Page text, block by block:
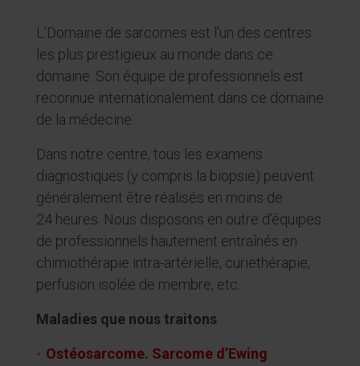
L’Domaine de sarcomes est l’un des centres
les plus prestigieux au monde dans ce
domaine. Son équipe de professionnels est
reconnue internationalement dans ce domaine
de la médecine.
Dans notre centre, tous les examens
diagnostiques (y compris la biopsie) peuvent
généralement être réalisés en moins de
24 heures. Nous disposons en outre d’équipes
de professionnels hautement entraînés en
chimiothérapie intra-artérielle, curiethérapie,
perfusion isolée de membre, etc.
Maladies que nous traitons
Ostéosarcome. Sarcome d’Ewing